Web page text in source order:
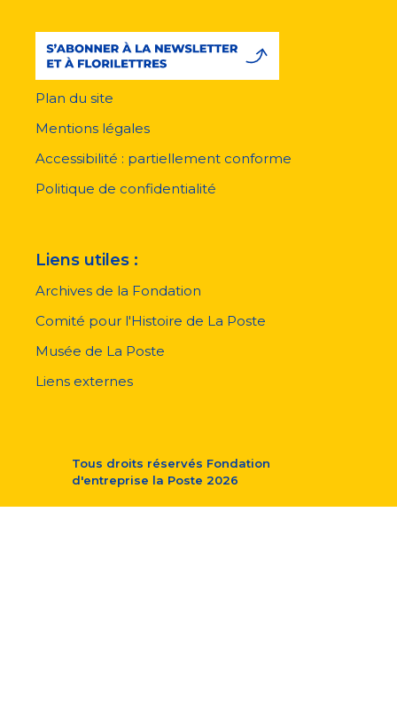
pied
page
Plan du site
Mentions légales
Accessibilité : partiellement conforme
Politique de confidentialité
Liens utiles :
Archives de la Fondation
Comité pour l'Histoire de La Poste
Musée de La Poste
Liens externes
Tous droits réservés Fondation
d'entreprise la Poste 2026